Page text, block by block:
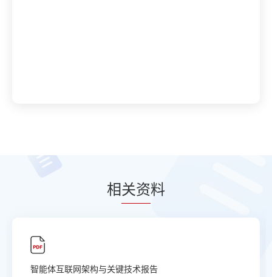
相关资料
智能体互联网架构与关键技术报告